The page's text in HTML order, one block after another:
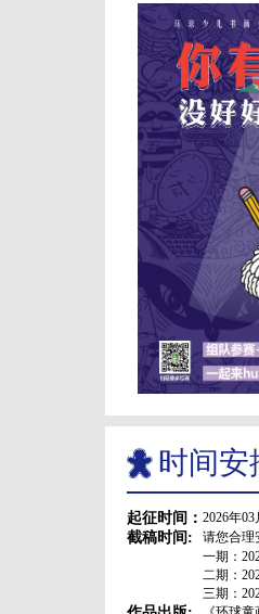
时间安
起征时间： 2026年03
截稿时间:
请您合理
一期：
二期：
三期：